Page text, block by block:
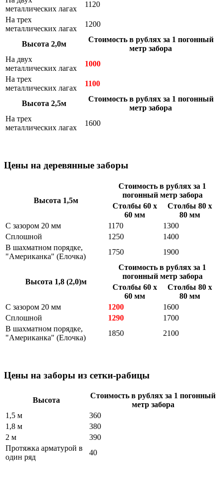
металлических лагах
1120
На трех
металлических лагах
1200
Высота 2,0м
Стоимость в рублях за 1 погонный
метр забора
На двух
металлических лагах
1000
На трех
металлических лагах
1100
Высота 2,5м
Стоимость в рублях за 1 погонный
метр забора
На трех
металлических лагах
1600
Цены на деревянные заборы
Высота 1,5м
Стоимость в рублях за 1
погонный метр забора
Столбы 60 х
60 мм
Столбы 80 х
80 мм
С зазором 20 мм
1170
1300
Сплошной
1250
1400
В шахматном порядке,
"Американка" (Елочка)
1750 1900
Высота 1,8 (2,0)м
Стоимость в рублях за 1
погонный метр забора
Столбы 60 х
60 мм
Столбы 80 х
80 мм
С зазором 20 мм
1200
1600
Сплошной
1290
1700
В шахматном порядке,
"Американка" (Елочка)
1850 2100
Цены на заборы из сетки-рабицы
Высота
Стоимость в рублях за 1 погонный
метр забора
1,5 м
360
1,8 м
380
2 м
390
Протяжка арматурой в
один ряд
40